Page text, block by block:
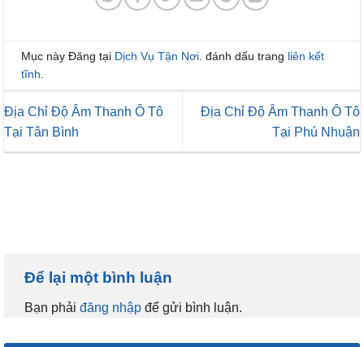
Mục này Đăng tại Dịch Vụ Tận Nơi . đánh dấu trang liên kết
tĩnh
Địa Chỉ Độ Âm Thanh Ô Tô
Tại Tân Bình
Địa Chỉ Độ Âm Thanh Ô Tô
Tại Phú Nhuận
Để lại một bình luận
Bạn phải đăng nhập để gửi bình luận.